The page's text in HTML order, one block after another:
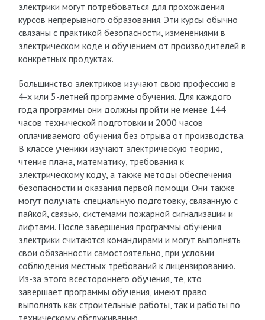
электрики могут потребоваться для прохождения
курсов непрерывного образования. Эти курсы обычно
связаны с практикой безопасности, изменениями в
электрическом коде и обучением от производителей в
конкретных продуктах.
Большинство электриков изучают свою профессию в
4-х или 5-летней программе обучения. Для каждого
года программы они должны пройти не менее 144
часов технической подготовки и 2000 часов
оплачиваемого обучения без отрыва от производства.
В классе ученики изучают электрическую теорию,
чтение плана, математику, требования к
электрическому коду, а также методы обеспечения
безопасности и оказания первой помощи. Они также
могут получать специальную подготовку, связанную с
пайкой, связью, системами пожарной сигнализации и
лифтами. После завершения программы обучения
электрики считаются командирами и могут выполнять
свои обязанности самостоятельно, при условии
соблюдения местных требований к лицензированию.
Из-за этого всестороннего обучения, те, кто
завершает программы обучения, имеют право
выполнять как строительные работы, так и работы по
техническому обслуживанию.